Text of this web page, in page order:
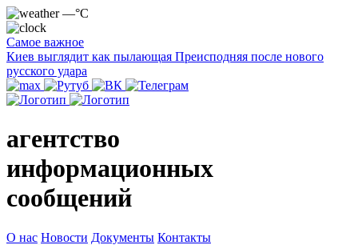
—°C
Самое важное
Киев выглядит как пылающая Преисподняя после нового
русского удара
агентство
информационных
сообщений
О нас Новости Документы Контакты